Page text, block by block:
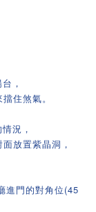
，
住煞氣。
況，
放置紫晶洞，
進門的對角位(45